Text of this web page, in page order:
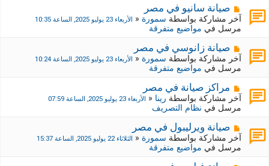
د
ة
ك
ة
ج
د
د
ة
م
ش
ر
ك
ة
ج
د
د
ة
صيانة سانيو في مصر
آخر مشاركة بواسطة سمورة« الأربعاء 23 يوليو 2025, الساعة 10:35
مرسل في مواضيع متفرقة
م
ش
ر
ك
ة
ج
د
د
ة
صيانة زانوسي في مصر
آخر مشاركة بواسطة سمورة« الأربعاء 23 يوليو 2025, الساعة 10:24
مرسل في مواضيع متفرقة
م
ش
ر
ك
ة
ج
د
مراكز صيانة في مصر
آخر مشاركة بواسطة رينا« الأربعاء 23 يوليو 2025, الساعة 07:59
مرسل في نظام التصريف
م
ش
ر
ك
صيانة ويرليبول في مصر
آخر مشاركة بواسطة سمورة« الثلاثاء 22 يوليو 2025, الساعة 15:37
مرسل في مواضيع متفرقة